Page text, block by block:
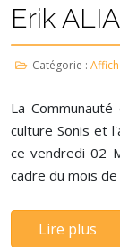
Erik
Catégorie :
La
culture Sonis et
ce vendredi 02
cadre du mois de
Lire plus